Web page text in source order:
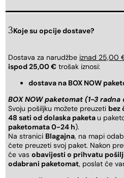
Koje su opcije dostave?
Dostava za narudžbe iznad 25,00
ispod 25,00 € trošak iznosi:
dostava na BOX NOW
BOX NOW paketomat (1-3 radna
Svoju pošiljku možete preuzeti bez
48 sati od dolaska paketau
paketomata 0-24 h).
Na stranici Blagajna, na mapi
ćete preuzeti svoj paket. Nakon
će vas obavijesti o prihvatu
odabrani paketomat, poslat će